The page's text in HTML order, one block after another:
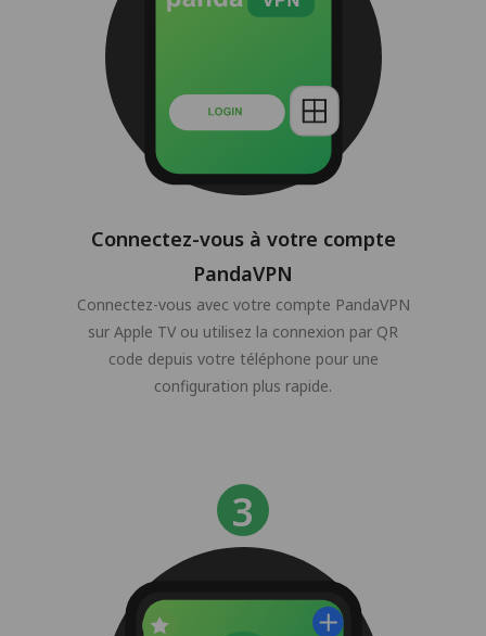
Connectez-vous à votre compte
PandaVPN
Connectez-vous avec votre compte PandaVPN
sur Apple TV ou utilisez la connexion par QR
code depuis votre téléphone pour une
configuration plus rapide.